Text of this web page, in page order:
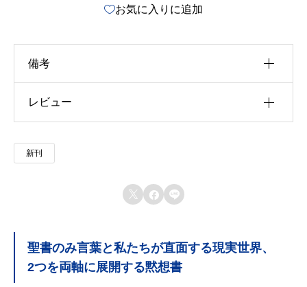
お気に入りに追加
備考
u30b5u30a4u30ba
u51fau7248u793e
u642du8f09u6b4cu96c6
u7de8u8a33
レビュー
以前にこの商品を購入したことのあるログイン済
みのユーザーのみレビューを残すことができま
新刊
  
聖書のみ言葉と私たちが直面する現実世界、
2つを両軸に展開する黙想書